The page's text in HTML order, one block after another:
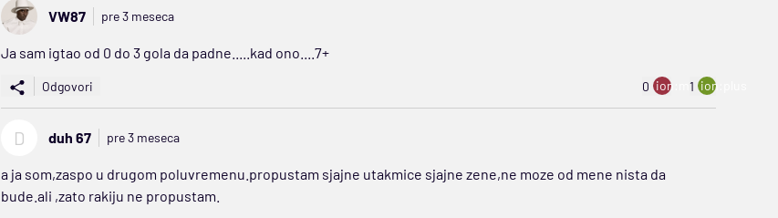
VW87 pre 3 meseca
Ja sam igtao od 0 do 3 gola da padne.....kad ono....7+
Odgovori 0 ion:minus
1 ion:plus
D duh 67 pre 3 meseca
a ja som,zaspo u drugom poluvremenu.propustam sjajne utakmice sjajne zene,ne moze od mene nista da
bude.ali ,zato rakiju ne propustam.